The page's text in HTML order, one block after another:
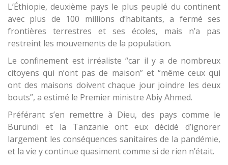
L’Éthiopie, deuxième pays le plus peuplé du continent
avec plus de 100 millions d’habitants, a fermé ses
frontières terrestres et ses écoles, mais n’a pas
restreint les mouvements de la population.
Le confinement est irréaliste “car il y a de nombreux
citoyens qui n’ont pas de maison” et “même ceux qui
ont des maisons doivent chaque jour joindre les deux
bouts”, a estimé le Premier ministre Abiy Ahmed.
Préférant s’en remettre à Dieu, des pays comme le
Burundi et la Tanzanie ont eux décidé d’ignorer
largement les conséquences sanitaires de la pandémie,
et la vie y continue quasiment comme si de rien n’était.